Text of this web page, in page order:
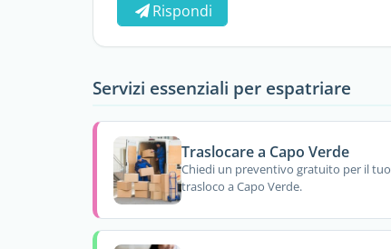
Rispondi
Servizi essenziali per espatriare
Traslocare a Capo Verde
Chiedi un preventivo gratuito per il tuo
trasloco a Capo Verde.